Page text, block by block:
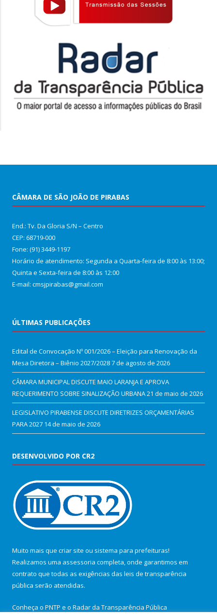
CÂMARA DE SÃO JOÃO DE PIRABAS
End.: Tv. Da Gloria S/N – Centro
CEP: 68719-000
Fone: (91) 3449-1197
Horário de atendimento: Segunda a Quarta-feira de 8:00 às 13:00;
Quinta e Sexta-feira de 8:00 às 12:00
E-mail: cmsjpirabas@gmail.com
ÚLTIMAS PUBLICAÇÕES
Edital de Convocação Nº 001/2026 – Eleição para Renovação da
Mesa Diretora – Biênio 2027/20287 de agosto de 2026
CÂMARA MUNICIPAL DISCUTE MAIO LARANJA E APROVA
REQUERIMENTO SOBRE SINALIZAÇÃO URBANA21 de maio de 2026
LEGISLATIVO PIRABENSE DISCUTE DIRETRIZES ORÇAMENTÁRIAS
PARA 2027 14 de maio de 2026
DESENVOLVIDO POR CR2
Muito mais que criar site ou sistema para prefeituras!
Realizamos uma assessoria completa, onde garantimos em
contrato que todas as exigências das leis de transparência
pública serão atendidas.
Conheça o PNTP e o Radar da Transparência Pública